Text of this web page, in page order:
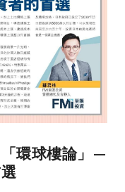
環球樓論」—